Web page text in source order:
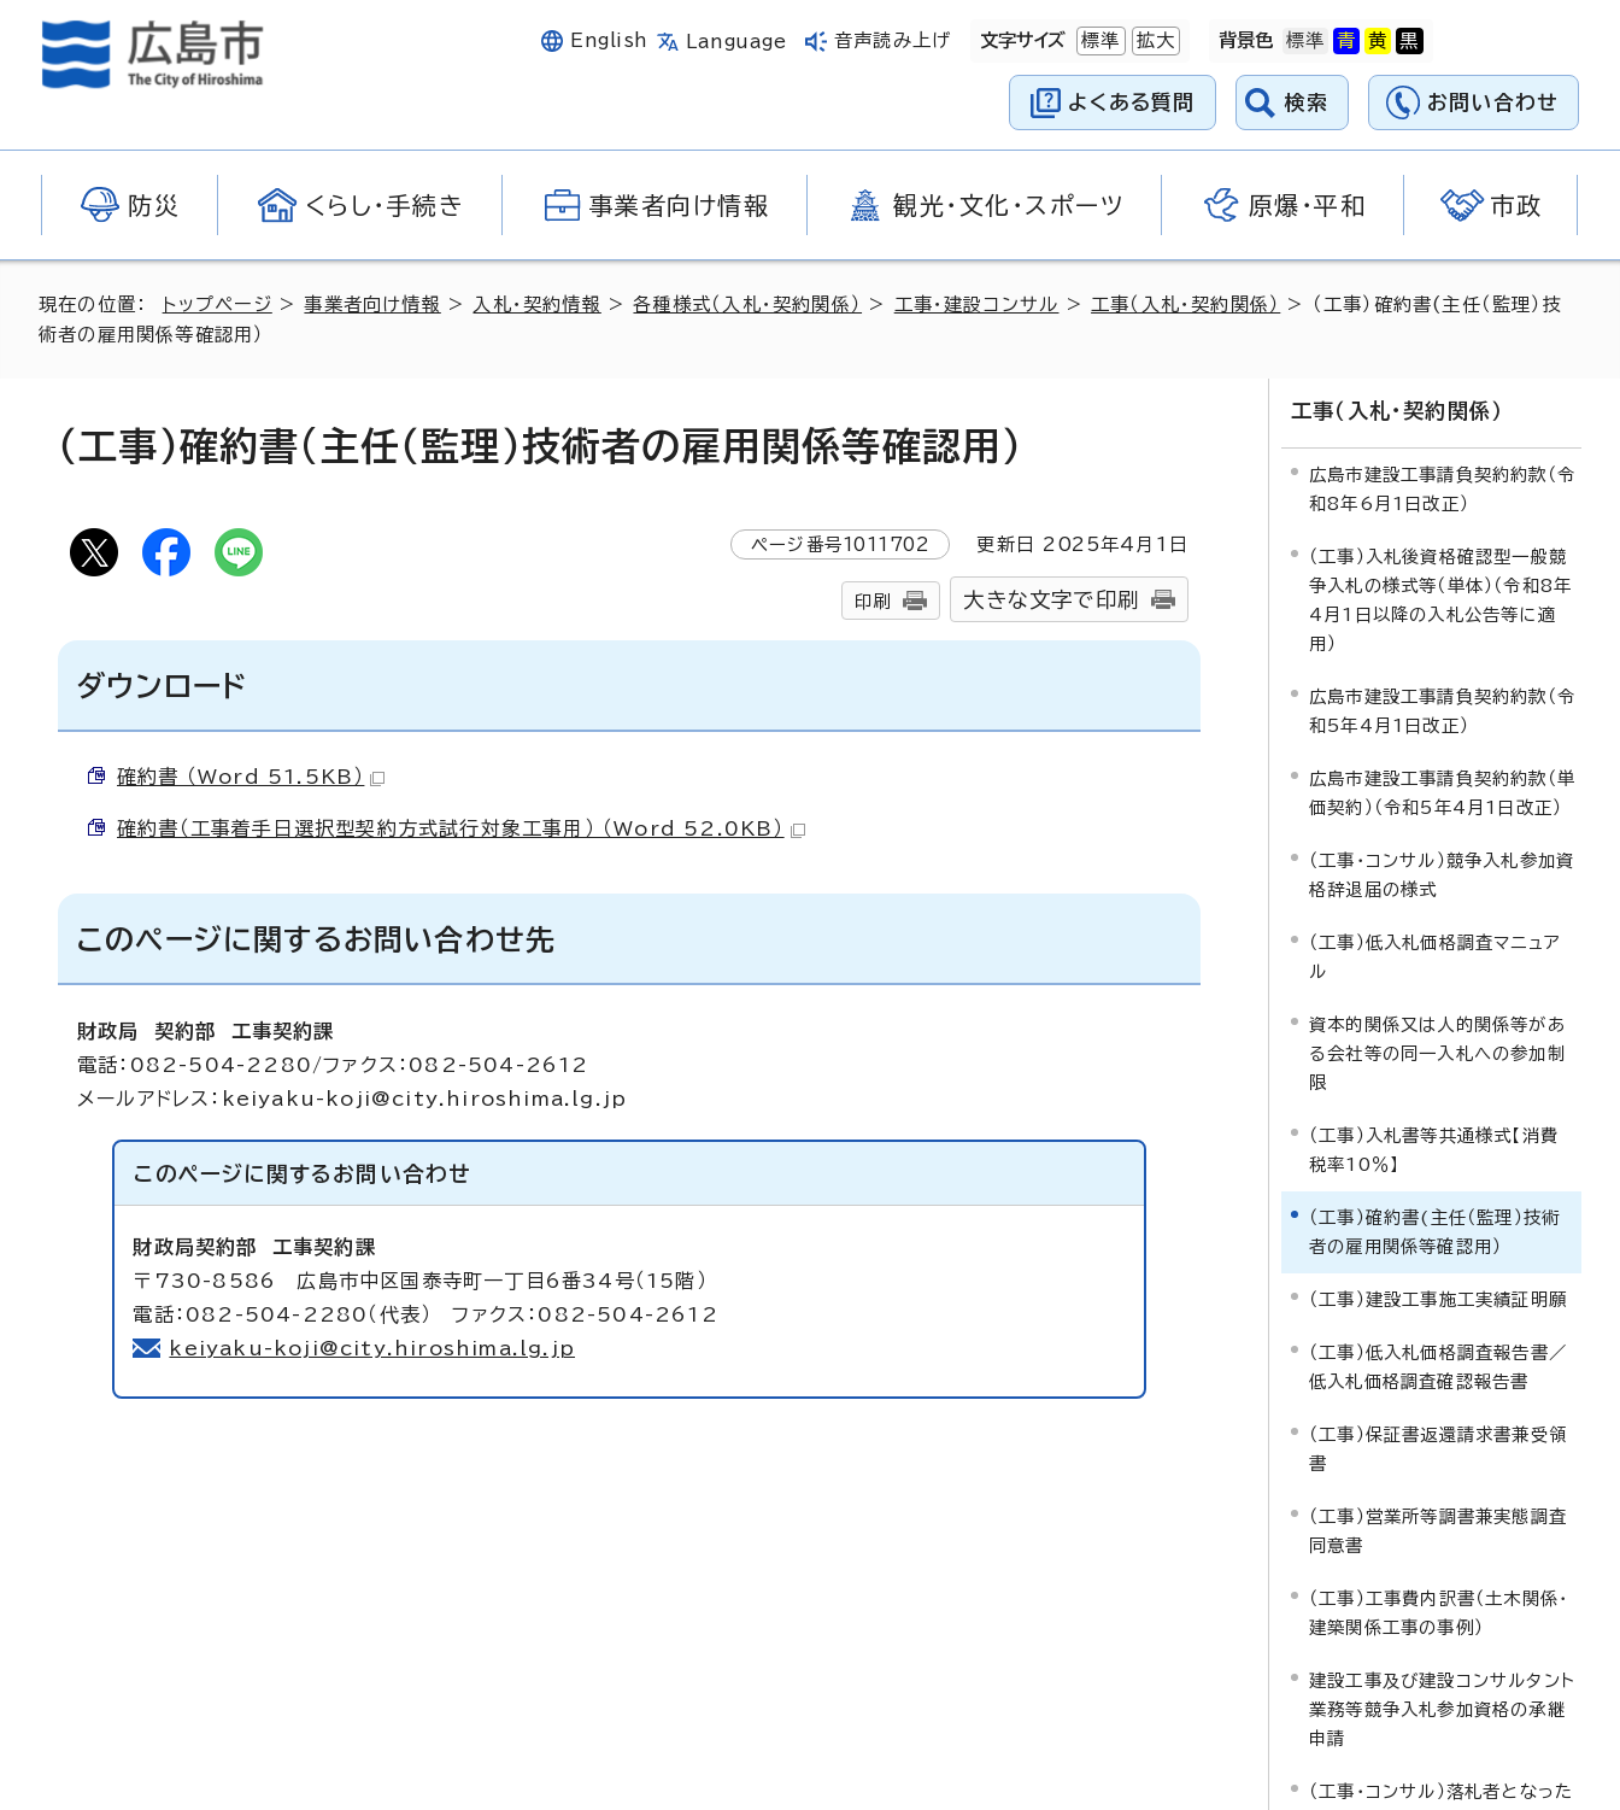
English Language 音声読み上げ 文字サイズ 標準 拡大 背景色
よくある質問 検索 お問い合わせ
防災 くらし・手続き 事業者向け情報 観光・文化・スポーツ 原爆・平和 市政
現在の位置： トップページ >事業者向け情報 > 入札・契約情報 >各種様式（入札・契約関係） > 工事・建設コンサル > 工事（入札・契約関係）
> （工事）確約書(主任（監理）技
術者の雇用関係等確認用）
（工事）確約書(主任（監理）技術者の雇用関係等確認用）
ページ番号1011702 更新日 2025年4月1日
印刷 大きな文字で印刷
ダウンロード
確約書 （Word 51.5KB）
確約書（工事着手日選択型契約方式試行対象工事用） （Word 52.0KB）
このページに関するお問い合わせ先
財政局 契約部 工事契約課
電話：082-504-2280/ファクス：082-504-2612
メールアドレス： keiyaku-koji@city.hiroshima.lg.jp
このページに関する お問い合わせ
財政局契約部 工事契約課
〒730-8586 広島市中区国泰寺町一丁目6番34号（15階）
電話：082-504-2280（代表） ファクス：082-504-2612
keiyaku-koji@city.hiroshima.lg.jp
工事（入札・契約関係）
広島市建設工事請負契約約款（令
和8年6月1日改正）
（工事）入札後資格確認型一般競
争入札の様式等（単体）（令和8年
4月1日以降の入札公告等に適
用）
広島市建設工事請負契約約款（令
和5年4月1日改正）
広島市建設工事請負契約約款（単
価契約）（令和5年4月1日改正）
（工事・コンサル）競争入札参加資
格辞退届の様式
（工事）低入札価格調査マニュア
ル
資本的関係又は人的関係等があ
る会社等の同一入札への参加制
限
（工事）入札書等共通様式【消費
税率10％】
（工事）確約書(主任（監理）技術
者の雇用関係等確認用）
（工事）建設工事施工実績証明願
（工事）低入札価格調査報告書／
低入札価格調査確認報告書
（工事）保証書返還請求書兼受領
書
（工事）営業所等調書兼実態調査
同意書
（工事）工事費内訳書（土木関係・
建築関係工事の事例）
建設工事及び建設コンサルタント
業務等競争入札参加資格の承継
申請
（工事・コンサル）落札者となった